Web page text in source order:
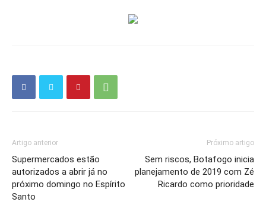
Artigo anterior
Supermercados estão
autorizados a abrir já no
próximo domingo no Espírito
Santo
Próximo artigo
Sem riscos, Botafogo inicia
planejamento de 2019 com Zé
Ricardo como prioridade